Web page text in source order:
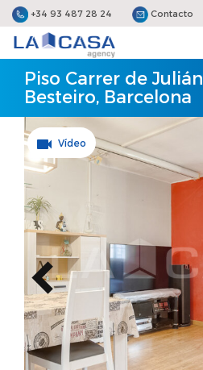
+34 93 487 28 24 Contacto
Piso Carrer de Julián
Besteiro, Barcelona
Vídeo